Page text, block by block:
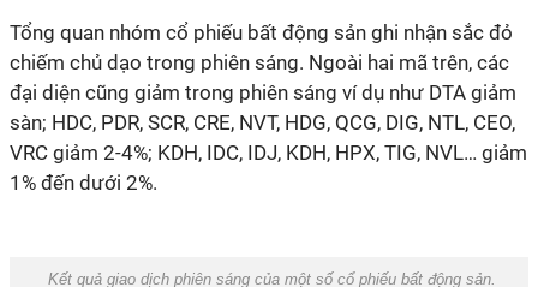
Tổng quan nhóm cổ phiếu bất động sản ghi nhận sắc đỏ
chiếm chủ dạo trong phiên sáng. Ngoài hai mã trên, các
đại diện cũng giảm trong phiên sáng ví dụ như DTA giảm
sàn; HDC, PDR, SCR, CRE, NVT, HDG, QCG, DIG, NTL, CEO,
VRC giảm 2-4%; KDH, IDC, IDJ, KDH, HPX, TIG, NVL… giảm
1% đến dưới 2%.
Kết quả giao dịch phiên sáng của một số cổ phiếu bất động sản.